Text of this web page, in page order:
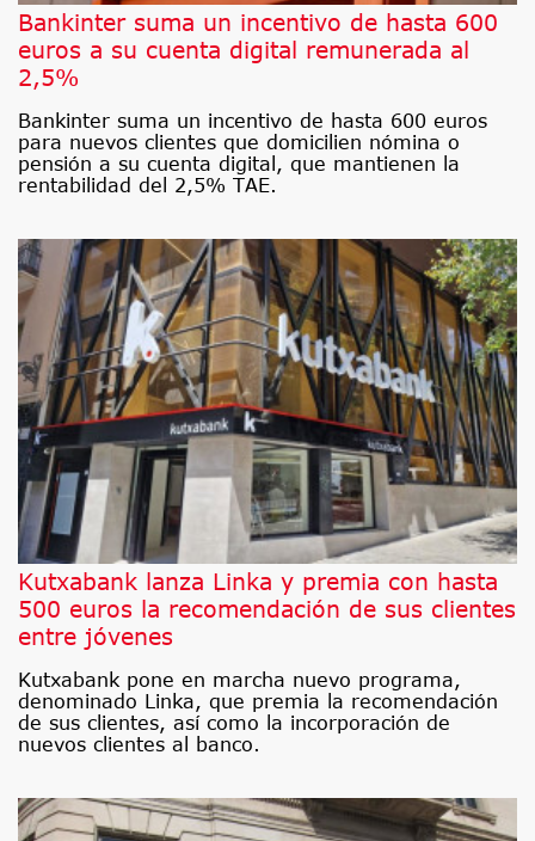
Bankinter suma un incentivo de hasta 600
euros a su cuenta digital remunerada al
2,5%
Bankinter suma un incentivo de hasta 600 euros
para nuevos clientes que domicilien nómina o
pensión a su cuenta digital, que mantienen la
rentabilidad del 2,5% TAE.
Kutxabank lanza Linka y premia con hasta
500 euros la recomendación de sus clientes
entre jóvenes
Kutxabank pone en marcha nuevo programa,
denominado Linka, que premia la recomendación
de sus clientes, así como la incorporación de
nuevos clientes al banco.